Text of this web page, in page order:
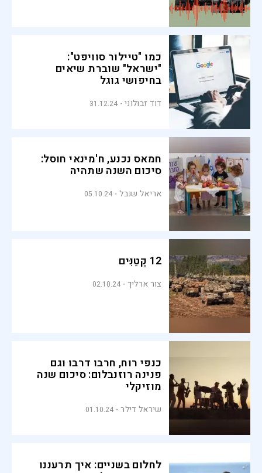
כמו "טיילור סוויפט":
"ישראל" שוברת שיאים
בחיפושי גוגל
דוד זבולוני 31.12.24
חמאס נכנע, ח'מינאי חוסל:
סיכום השנה שתהיה
אריאל שנבל 05.10.24
12 קְטַנִּים
צור ארליך 02.10.24
כנפי רוח, חרבו דרבו וגם
פנינה רוזנבלום: סיכום שנה
מוזיקלי
שיראל דילר 01.10.24
לחלום בשניים: איך תרעננו